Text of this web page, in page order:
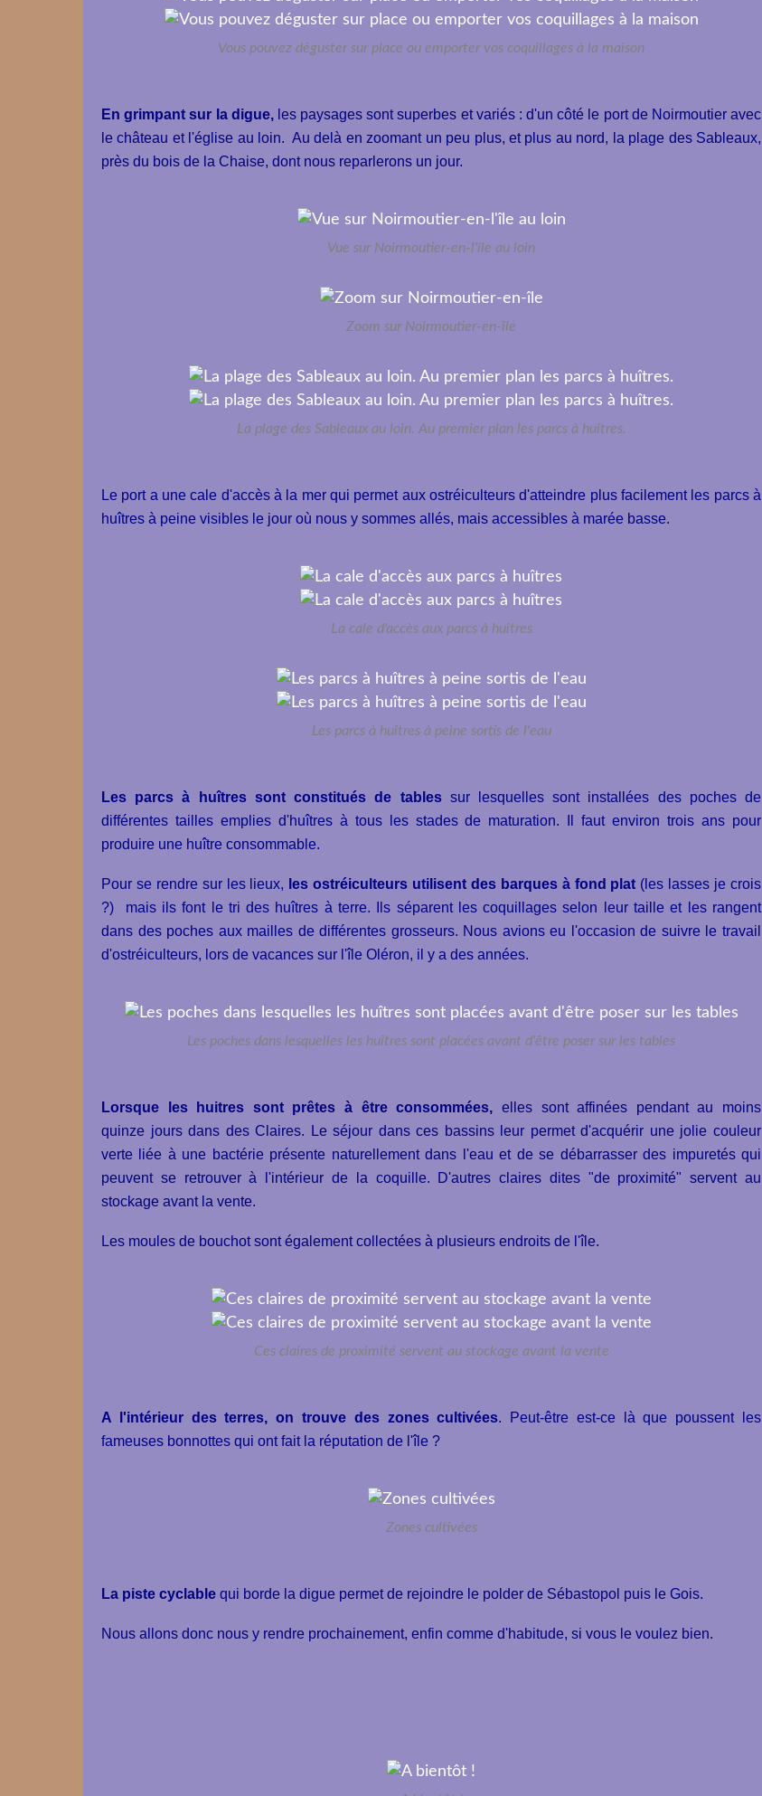
Vous pouvez déguster sur place ou emporter vos coquillages à la maison
En grimpant sur la digue, les paysages sont superbes et variés : d'un côté le port de Noirmoutier avec
le château et l'église au loin. Au delà en zoomant un peu plus, et plus au nord, la plage des Sableaux,
près du bois de la Chaise, dont nous reparlerons un jour.
Vue sur Noirmoutier-en-l'île au loin
Zoom sur Noirmoutier-en-île
La plage des Sableaux au loin. Au premier plan les parcs à huîtres.
Le port a une cale d'accès à la mer qui permet aux ostréiculteurs d'atteindre plus facilement les parcs à
huîtres à peine visibles le jour où nous y sommes allés, mais accessibles à marée basse.
La cale d'accès aux parcs à huîtres
Les parcs à huîtres à peine sortis de l'eau
Les parcs à huîtres sont constitués de tablessur lesquelles sont installées des poches de
différentes tailles emplies d'huîtres à tous les stades de maturation. Il faut environ trois ans pour
produire une huître consommable.
Pour se rendre sur les lieux, les ostréiculteurs utilisent des barques à fond plat (les lasses je crois
?) mais ils font le tri des huîtres à terre. Ils séparent les coquillages selon leur taille et les rangent
dans des poches aux mailles de différentes grosseurs. Nous avions eu l'occasion de suivre le travail
d'ostréiculteurs, lors de vacances sur l'île Oléron, il y a des années.
Les poches dans lesquelles les huîtres sont placées avant d'être poser sur les tables
Lorsque les huitres sont prêtes à être consommées, elles sont affinées pendant au moins
quinze jours dans des Claires. Le séjour dans ces bassins leur permet d'acquérir une jolie couleur
verte liée à une bactérie présente naturellement dans l'eau et de se débarrasser des impuretés qui
peuvent se retrouver à l'intérieur de la coquille. D'autres claires dites "de proximité" servent au
stockage avant la vente.
Les moules de bouchot sont également collectées à plusieurs endroits de l'île.
Ces claires de proximité servent au stockage avant la vente
A l'intérieur des terres, on trouve des zones cultivées. Peut-être est-ce là que poussent les
fameuses bonnottes qui ont fait la réputation de l'île ?
Zones cultivées
La piste cyclable qui borde la digue permet de rejoindre le polder de Sébastopol puis le Gois.
Nous allons donc nous y rendre prochainement, enfin comme d'habitude, si vous le voulez bien.